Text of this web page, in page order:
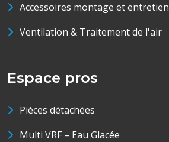
Accessoires montage et entretien
Ventilation & Traitement de l'air
Espace pros
Pièces détachées
Multi VRF – Eau Glacée